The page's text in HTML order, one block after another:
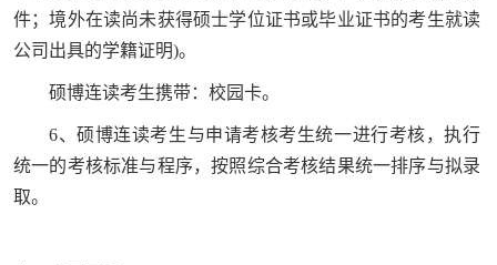
件；境外在读尚未获得硕士学位证书或毕业证书的考生就读
公司出具的学籍证明)。
硕博连读考生携带：校园卡。
6、硕博连读考生与申请考核考生统一进行考核，执行
统一的考核标准与程序，按照综合考核结果统一排序与拟录
取。